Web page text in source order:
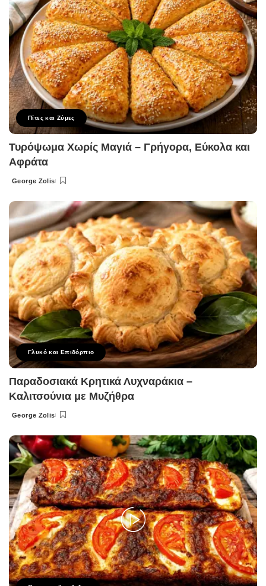
Πίτες και Ζύμες
Τυρόψωμα Χωρίς Μαγιά – Γρήγορα, Εύκολα και
Αφράτα
Posted
George Zolis
Γλυκό και Επιδόρπιο
Παραδοσιακά Κρητικά Λυχναράκια –
Καλιτσούνια με Μυζήθρα
Posted
George Zolis